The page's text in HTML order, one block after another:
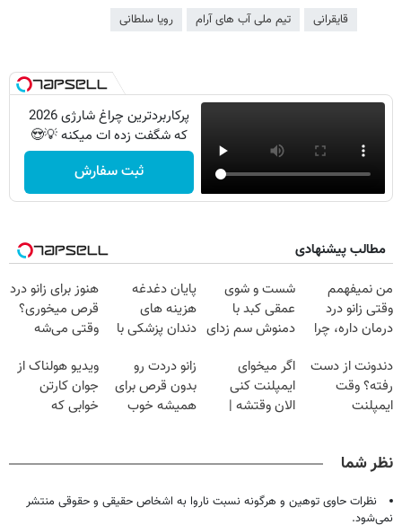
قایقرانی تیم ملی آب های آرام رویا سلطانی
پرکاربردترین چراغ شارژی 2026
که شگفت زده ات میکنه 💡😍
ثبت سفارش
مطالب پیشنهادی
من نمیفهمم
وقتی زانو درد
درمان داره، چرا
تحمل میکنی؟❗
شست و شوی
عمقی کبد با
دمنوش سم زدای
پایان دغدغه
هزینه های
دندان پزشکی با
خانگی
هنوز برای زانو درد
قرص میخوری؟
وقتی می‌شه
درمانش کرد؟؟؟؟
دندونت از دست
رفته؟ وقت
ایمپلنت
اگر میخوای
ایمپلنت کنی
الان وقتشه |
زانو دردت رو
بدون قرص برای
همیشه خوب
ویدیو هولناک از
جوان کارتن
خوابی که
نظر شما
نظرات حاوی توهین و هرگونه نسبت ناروا به اشخاص حقیقی و حقوقی منتشر
نمی‌شود.